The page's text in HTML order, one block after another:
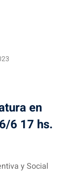
en
6 17 hs.
y Social